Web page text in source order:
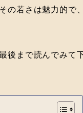
の若さは魅力的で
後まで読んでみて